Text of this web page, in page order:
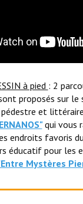
combattants
anciens sapeurs-
à pied : 2
proposés sur le
pédestre et littéraire
qui vous
endroits favoris
éducatif pour les
e Mystères